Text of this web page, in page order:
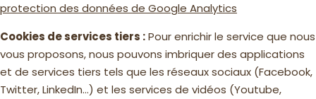
protection des données de Google Analytics
Cookies de services tiers :Pour enrichir le service que nous
vous proposons, nous pouvons imbriquer des applications
et de services tiers tels que les réseaux sociaux (Facebook,
Twitter, LinkedIn…) et les services de vidéos (Youtube,